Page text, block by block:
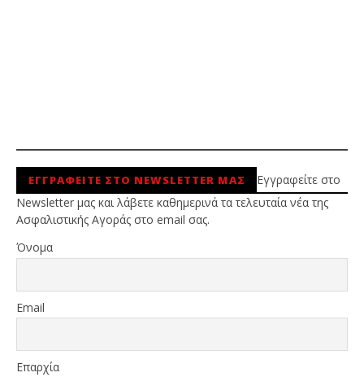
ΕΓΓΡΑΦΕΙΤΕ ΣΤΟ NEWSLETTER ΜΑΣ
Εγγραφείτε στο
Newsletter μας και λάβετε καθημερινά τα τελευταία νέα της
Ασφαλιστικής Αγοράς στο email σας.
Όνομα
Email
Επαρχία